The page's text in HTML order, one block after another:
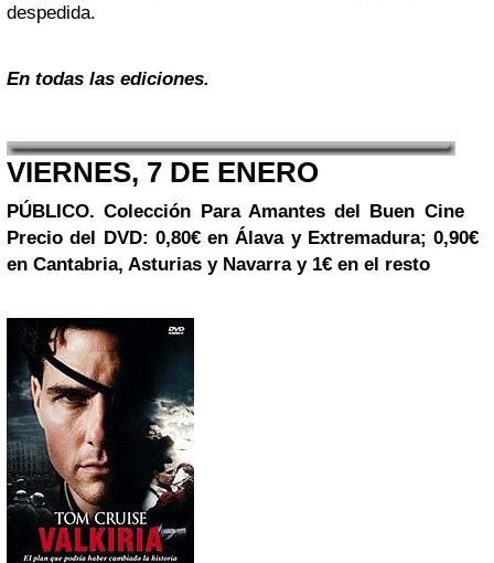
despedida.
En todas las ediciones.
VIERNES, 7 DE ENERO
PÚBLICO. Colección Para Amantes del Buen Cine
Precio del DVD: 0,80€ en Álava y Extremadura; 0,90€
en Cantabria, Asturias y Navarra y 1€ en el resto